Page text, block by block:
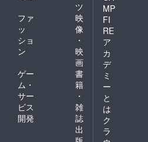
ツ
ファ
ッ
ショ
ン
映
像
・
映
画
ゲー
ム・
サー
ビス
開発
書
籍
・
雑
誌
出
MP
FI
RE
ア
カ
デ
ミ
ー
と
は
ク
ラ